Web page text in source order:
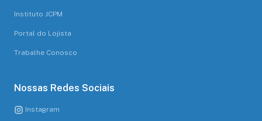
Instituto JCPM
Portal do Lojista
Trabalhe Conosco
Nossas Redes Sociais
Instagram